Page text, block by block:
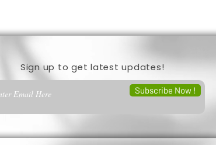
Sign up to get latest updates!
Subscribe Now !